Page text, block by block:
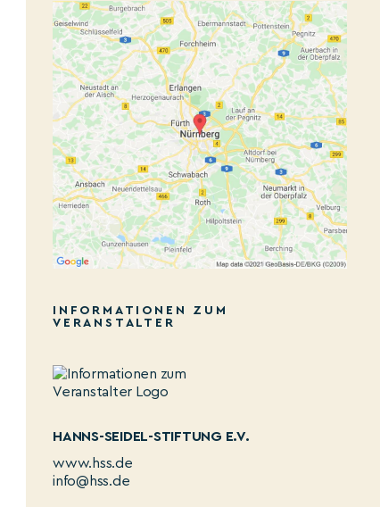
INFORMATIONEN ZUM
VERANSTALTER
HANNS-SEIDEL-STIFTUNG E.V.
www.hss.de
info@hss.de